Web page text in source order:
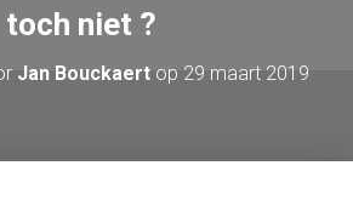
toch niet ?
Jan Bouckaert op 29 maart 2019